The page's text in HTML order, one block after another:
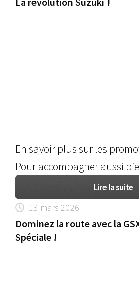
En savoir plus sur les
Pour accompagner aussi
Lire la suite
13 mars 2026
Dominez la route avec la
Spéciale !